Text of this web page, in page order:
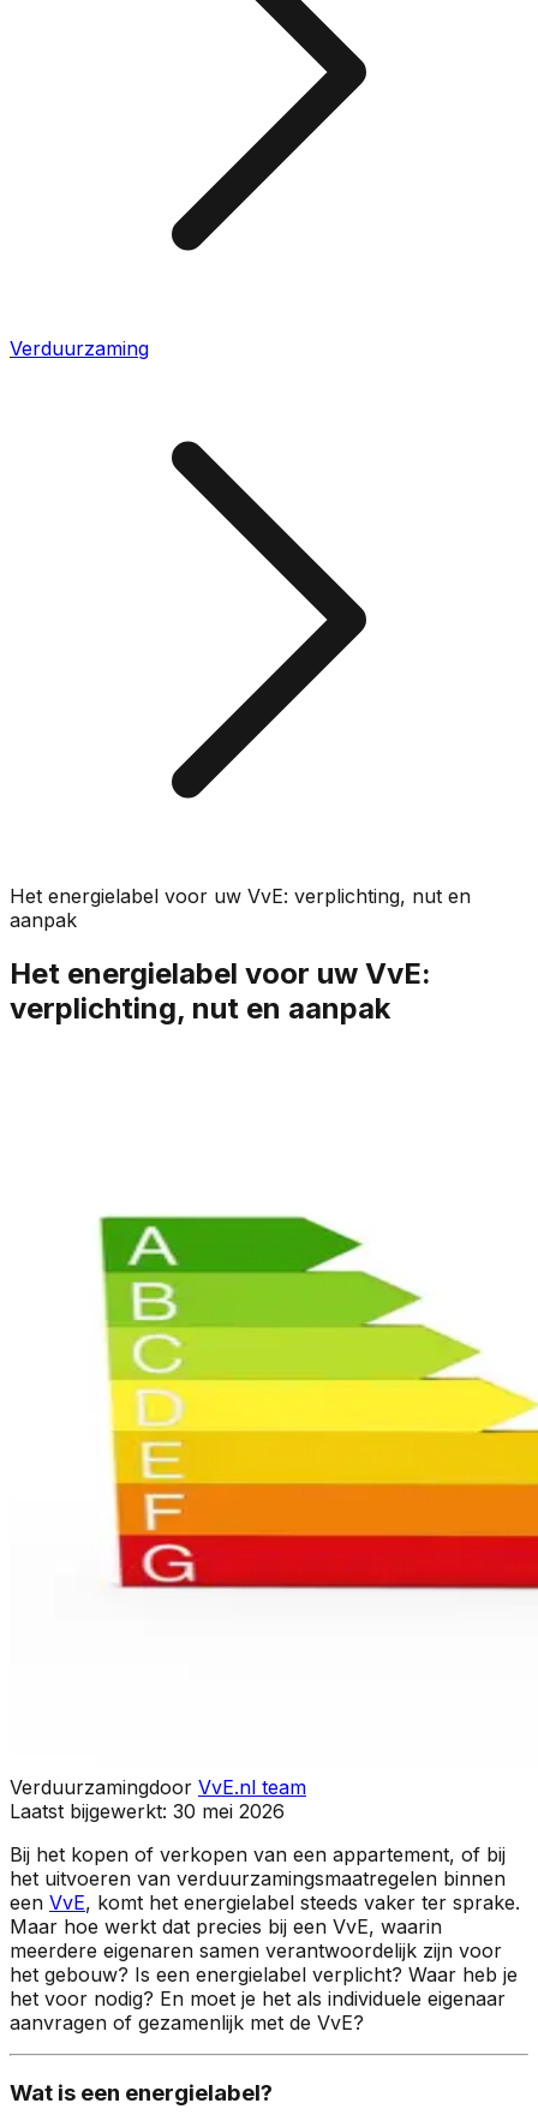
Verduurzaming
Het energielabel voor uw VvE: verplichting, nut en
aanpak
Het energielabel voor uw VvE:
verplichting, nut en aanpak
Verduurzamingdoor VvE.nl team
Laatst bijgewerkt: 30 mei 2026
Bij het kopen of verkopen van een appartement, of bij
het uitvoeren van verduurzamingsmaatregelen binnen
een VvE, komt het energielabel steeds vaker ter sprake.
Maar hoe werkt dat precies bij een VvE, waarin
meerdere eigenaren samen verantwoordelijk zijn voor
het gebouw? Is een energielabel verplicht? Waar heb je
het voor nodig? En moet je het als individuele eigenaar
aanvragen of gezamenlijk met de VvE?
Wat is een energielabel?